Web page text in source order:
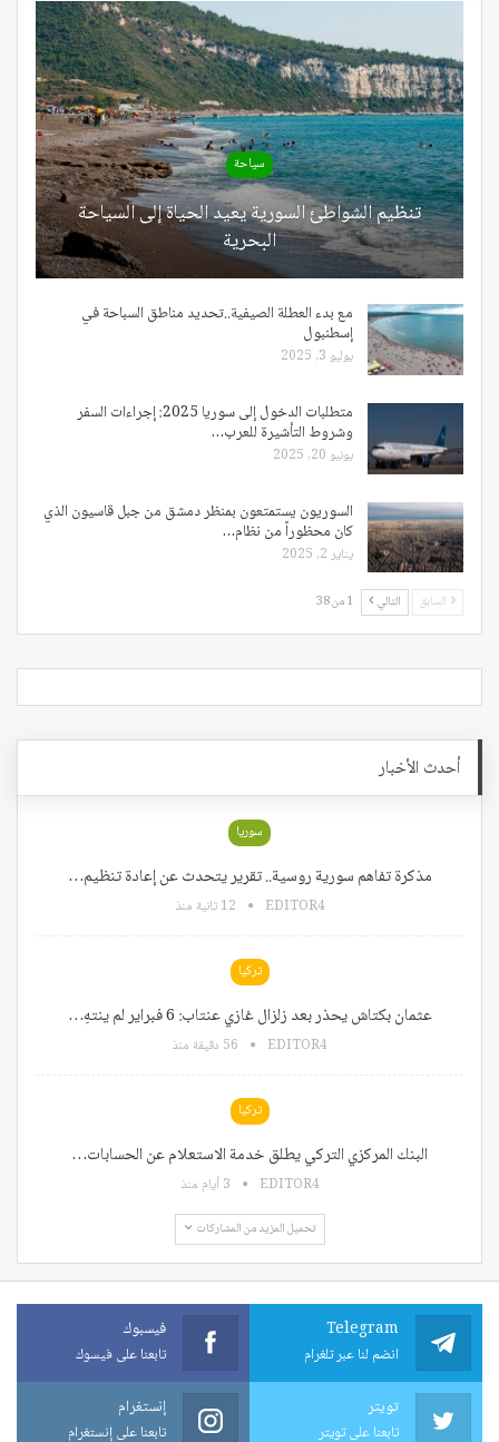
سياحة
تنظيم الشواطئ السورية يعيد الحياة إلى السياحة
البحرية
مع بدء العطلة الصيفية..تحديد مناطق السباحة في
إسطنبول
يوليو 3, 2025
متطلبات الدخول إلى سوريا 2025: إجراءات السفر
وشروط التأشيرة للعرب…
يونيو 20, 2025
السوريون يستمتعون بمنظر دمشق من جبل قاسيون الذي
كان محظوراً من نظام…
يناير 2, 2025
السابق التالي 1 من 38
أحدث الأخبار
سوريا
مذكرة تفاهم سورية روسية.. تقرير يتحدث عن إعادة تنظيم…
EDITOR4 12 ثانية منذ
تركيا
عثمان بكتاش يحذر بعد زلزال غازي عنتاب: 6 فبراير لم ينتهِ…
EDITOR4 56 دقيقة منذ
تركيا
البنك المركزي التركي يطلق خدمة الاستعلام عن الحسابات…
EDITOR4 3 أيام منذ
تحميل المزيد من المشاركات
Telegram
انضم لنا عبر تلغرام
فيسبوك
تابعنا على فيسوك
تويتر
تابعنا على تويتر
إنستغرام
تابعنا على إنستغرام